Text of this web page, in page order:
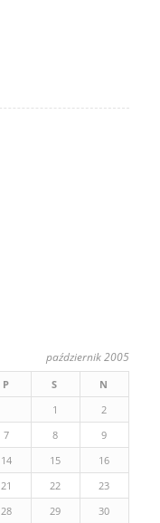
październik 2005
P S
N
1
2
7 8
9
14 15
16
21 22
23
28 29
30